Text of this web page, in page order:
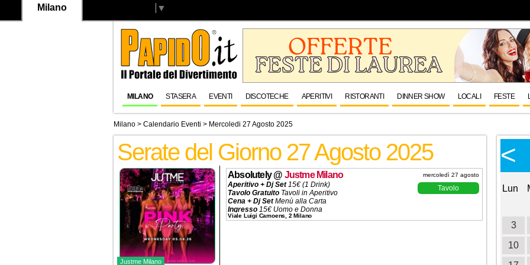
Milano ▼
MILANO STASERA EVENTI DISCOTECHE APERITIVI RISTORANTI DINNER SHOW LOCALI FESTE
Milano > Calendario Eventi > Mercoledi 27 Agosto 2025
Serate del Giorno 27 Agosto 2025
Justme Milano
mercoledì 27 agosto
Absolutely@ Justme Milano
Aperitivo + Dj Set15€ (1 Drink)
Tavolo Gratuito Tavoli in Aperitivo
Cena + Dj SetMenù alla Carta
Ingresso 15€ Uomo e Donna
Tavolo320€ (5 Ingressi)
Tavolo
Viale Luigi Camoens, 2 Milano
<
Calendario Eventi
Ottobre 2026
Lun Ven Sab
Dom
<
Lun
3
10